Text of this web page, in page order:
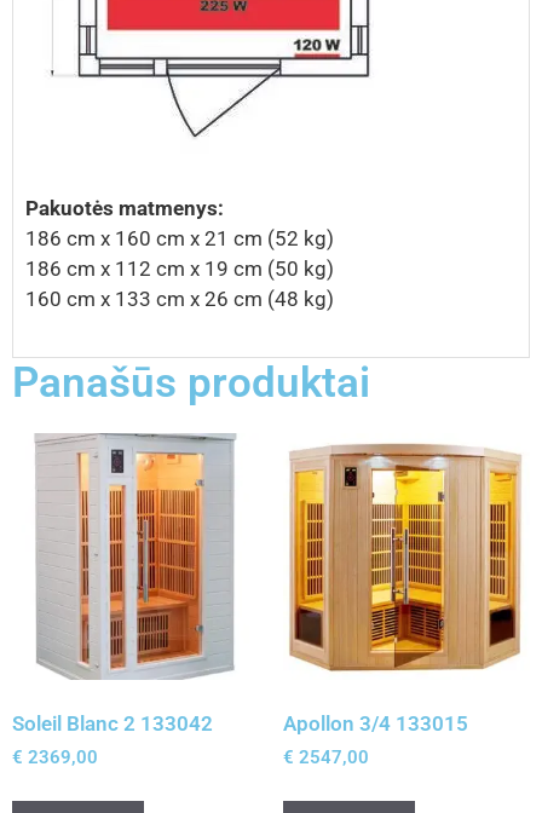
Pakuotės matmenys:
186 cm x 160 cm x 21 cm (52 kg)
186 cm x 112 cm x 19 cm (50 kg)
160 cm x 133 cm x 26 cm (48 kg)
Panašūs produktai
Soleil Blanc 2 133042
€ 2369,00
Apollon 3/4 133015
€ 2547,00